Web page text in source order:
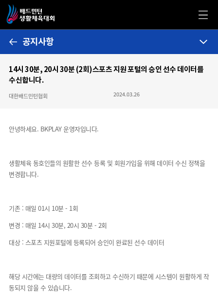
공지사항
14시 30분, 20시 30분 (2회)스포츠 지원 포털의 승인 선수 데이터를
수신합니다.
대한배드민턴협회 2024.03.26
안녕하세요. BKPLAY 운영자입니다.
생활체육 동호인들의 원활한 선수 등록 및 회원가입을 위해 데이터 수신 정책을
변경합니다.
기존 : 매일 01시 10분 - 1회
변경 : 매일 14시 30분, 20시 30분 - 2회
대상 : 스포츠 지원포털에 등록되어 승인이 완료된 선수 데이터
해당 시간에는 대량의 데이터를 조회하고 수신하기 때문에 시스템이 원활하게 작
동되지 않을 수 있습니다.